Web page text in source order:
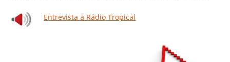
Entrevista a Rádio Tropical